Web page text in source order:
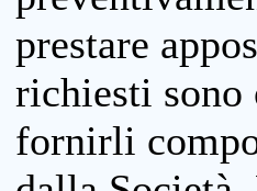
prestare
richiesti
fornirli